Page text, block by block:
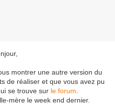
montrer une autre version du
de réaliser et que vous avez pu
se trouve sur le forum
mère le week end dernier.